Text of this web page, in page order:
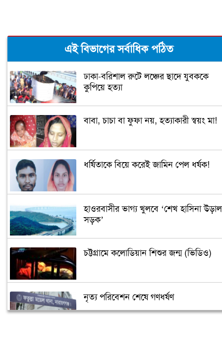
এই বিভাগের সর্বাধিক পঠিত
ঢাকা-বরিশাল রুটে লঞ্চের ছাদে যুবককে
কুপিয়ে হত্যা
বাবা, চাচা বা ফুফা নয়, হত্যাকারী স্বয়ং মা!
ধর্ষিতাকে বিয়ে করেই জামিন পেল ধর্ষক!
হাওরবাসীর ভাগ্য খুলবে ‘শেখ হাসিনা উড়াল
সড়ক’
চট্টগ্রামে কলোডিয়ান শিশুর জন্ম (ভিডিও)
নৃত্য পরিবেশন শেষে গণধর্ষণ